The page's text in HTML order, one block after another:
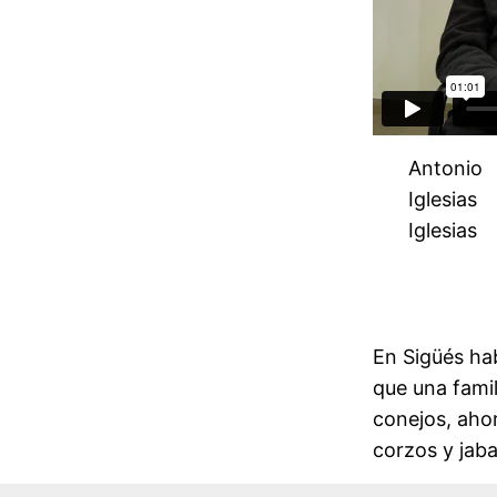
Antonio
Iglesias
Iglesias
En Sigüés
que una
conejos,
corzos y